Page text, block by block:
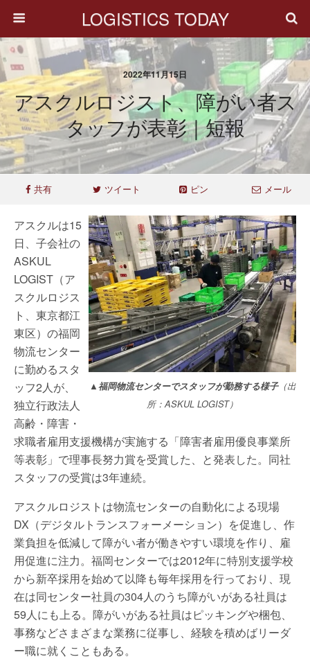
LOGISTICS TODAY
2022年11月15日
アスクルロジスト、障がい者ス
タッフが表彰｜短報
共有 ツイート ピン メール
▲福岡物流センターでスタッフが勤務する様子（出
所：ASKUL LOGIST）
アスクルは15
日、子会社の
ASKUL
LOGIST（ア
スクルロジス
ト、東京都江
東区）の福岡
物流センター
に勤めるスタ
ッフ2人が、
独立行政法人
高齢・障害・
求職者雇用支援機構が実施する「障害者雇用優良事業所
等表彰」で理事長努力賞を受賞した、と発表した。同社
スタッフの受賞は3年連続。
アスクルロジストは物流センターの自動化による現場
DX（デジタルトランスフォーメーション）を促進し、作
業負担を低減して障がい者が働きやすい環境を作り、雇
用促進に注力。福岡センターでは2012年に特別支援学校
から新卒採用を始めて以降も毎年採用を行っており、現
在は同センター社員の304人のうち障がいがある社員は
59人にも上る。障がいがある社員はピッキングや梱包、
事務などさまざまな業務に従事し、経験を積めばリーダ
ー職に就くこともある。